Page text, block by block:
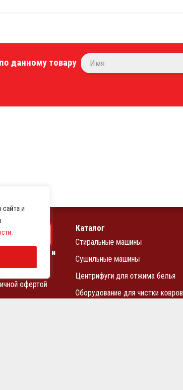
и
данному товару
Каталог
Стиральные машины
Сушильные машины
Центрифуги для отжима белья
Оборудование для чистки ковров
прачечных и
офертой